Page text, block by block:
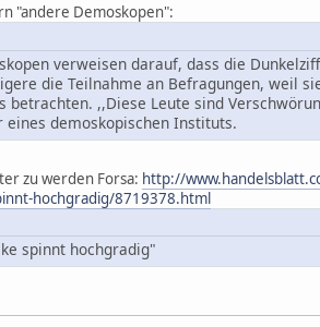
"andere Demoskopen":
verweisen darauf, dass die
die Teilnahme an Befragungen, weil
betrachten. ,,Diese Leute sind
eines demoskopischen Instituts.
zu werden Forsa: http://
hochgradig/8719378.html
spinnt hochgradig"